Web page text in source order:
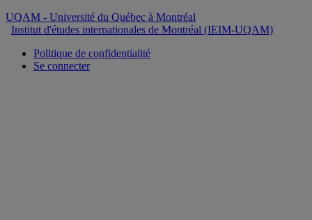
UQAM - Université du Québec à Montréal
Institut d'études internationales de Montréal (IEIM-UQAM)
Politique de confidentialité
Se connecter